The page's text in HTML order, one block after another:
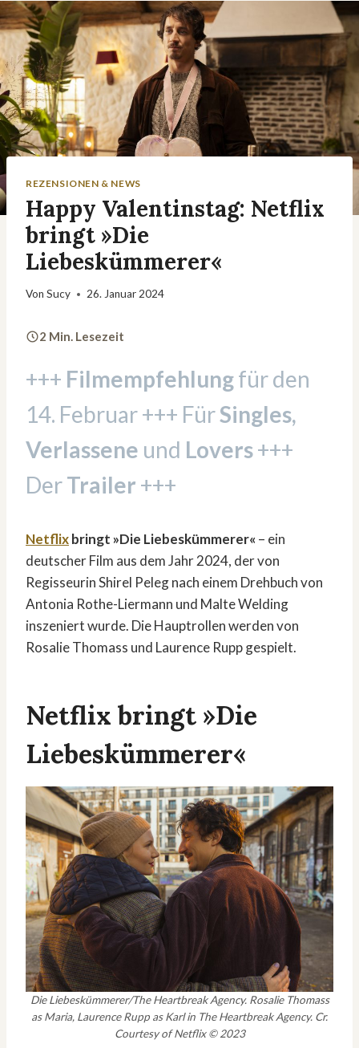
REZENSIONEN & NEWS
Happy Valentinstag: Netflix
bringt »Die
Liebeskümmerer«
Von Sucy 26. Januar 2024
2 Min. Lesezeit
+++ Filmempfehlungfür den
14. Februar +++ FürSingles,
Verlassene und Lovers+++
DerTrailer +++
Netflixbringt »Die Liebeskümmerer« – ein
deutscher Film aus dem Jahr 2024, der von
Regisseurin Shirel Peleg nach einem Drehbuch von
Antonia Rothe-Liermann und Malte Welding
inszeniert wurde. Die Hauptrollen werden von
Rosalie Thomass und Laurence Rupp gespielt.
Netflix bringt »Die
Liebeskümmerer«
Die Liebeskümmerer/The Heartbreak Agency. Rosalie Thomass
as Maria, Laurence Rupp as Karl in The Heartbreak Agency. Cr.
Courtesy of Netflix © 2023